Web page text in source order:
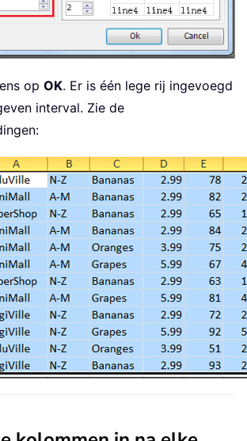
op OK. Er is één lege rij ingevoegd
interval. Zie de